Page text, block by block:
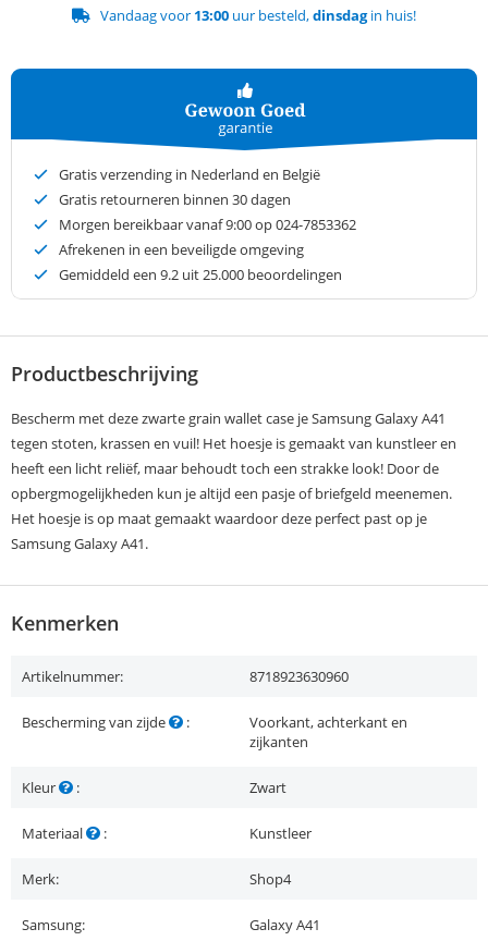
Vandaag voor 13:00 uur besteld,dinsdagin huis!
Gratis verzending in Nederland en België
Gratis retourneren binnen 30 dagen
Morgen bereikbaar vanaf 9:00 op 024-7853362
Afrekenen in een beveiligde omgeving
Gemiddeld een 9.2 uit 25.000 beoordelingen
Productbeschrijving
Bescherm met deze zwarte grain wallet case je Samsung Galaxy A41
tegen stoten, krassen en vuil! Het hoesje is gemaakt van kunstleer en
heeft een licht reliëf, maar behoudt toch een strakke look! Door de
opbergmogelijkheden kun je altijd een pasje of briefgeld meenemen.
Het hoesje is op maat gemaakt waardoor deze perfect past op je
Samsung Galaxy A41.
Kenmerken
Artikelnummer: 8718923630960
Bescherming van zijde :
Voorkant, achterkant en
zijkanten
Kleur : Zwart
Materiaal : Kunstleer
Merk: Shop4
Samsung: Galaxy A41